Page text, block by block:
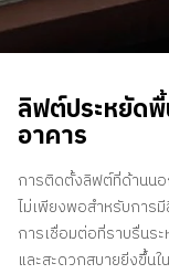
สอบถามราคาประเมิน
คําถามที่พบบ่อย
ลิฟต์ประหยัด
อาคาร
การติดตั้งลิฟต์ที่ด้านน
ไม่เพียงพอสําหรับการ
การเชื่อมต่อที่ราบรื่นร
และสะดวกสบายยิ่งขึ้น